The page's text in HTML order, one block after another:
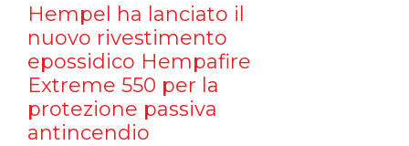
Hempel ha lanciato il
nuovo rivestimento
epossidico Hempafire
Extreme 550 per la
protezione passiva
antincendio